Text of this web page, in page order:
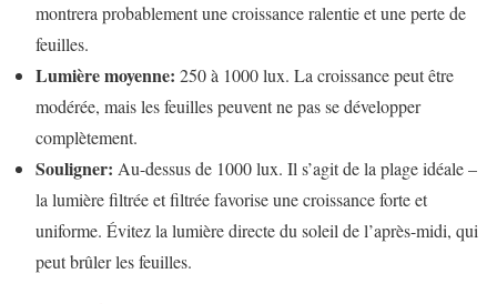
montrera probablement une croissance ralentie et une perte de
feuilles.
Lumière moyenne: 250 à 1000 lux. La croissance peut être
modérée, mais les feuilles peuvent ne pas se développer
complètement.
Souligner: Au-dessus de 1000 lux. Il s’agit de la plage idéale –
la lumière filtrée et filtrée favorise une croissance forte et
uniforme. Évitez la lumière directe du soleil de l’après-midi, qui
peut brûler les feuilles.